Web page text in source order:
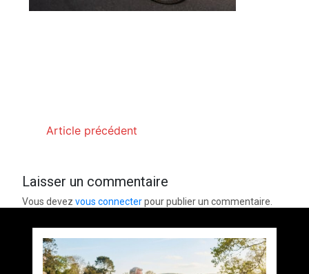
Article précédent
Laisser un commentaire
Vous devezvous connecterpour publier un commentaire.